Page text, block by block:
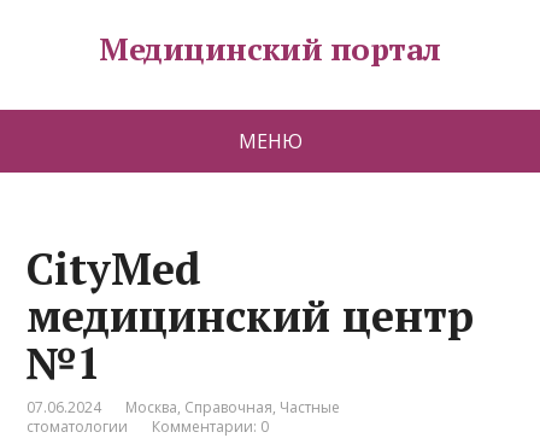
Медицинский портал
МЕНЮ
CityMed
медицинский центр
№1
07.06.2024 Москва, Справочная, Частные
стоматологии
Комментарии: 0